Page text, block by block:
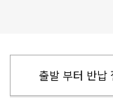
출발 부터 반납